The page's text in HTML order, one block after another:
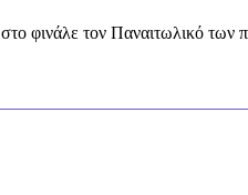
φινάλε τον Παναιτωλικό των